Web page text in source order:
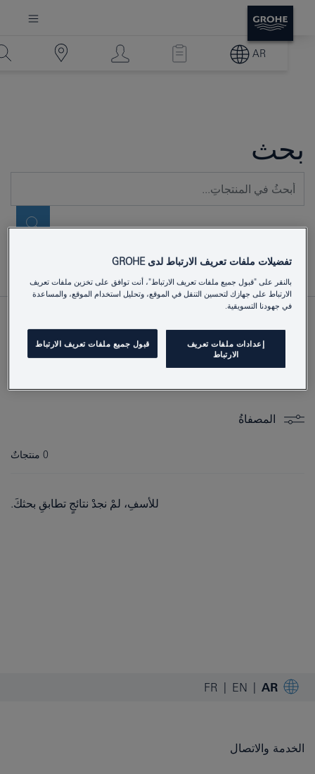
AR
بحث
منتجاتٌ
المصفاةُ
0 منتجاتٌ
للأسفِ، لمْ نجدْ نتائجٍ تطابقِ بحثكَ.
AR
EN
FR
الخدمة والاتصال
تفضيلات ملفات تعريف الارتباط لدى GROHE
بالنقر على "قبول جميع ملفات تعريف الارتباط"، أنت توافق على تخزين ملفات تعريف
الارتباط على جهازك لتحسين التنقل في الموقع، وتحليل استخدام الموقع، والمساعدة
في جهودنا التسويقية.
إعدادات ملفات تعريف
الارتباط
قبول جميع ملفات تعريف الارتباط